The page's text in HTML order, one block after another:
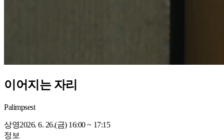
이어지는 자리
Palimpsest
상영2026. 6. 26.(금) 16:00 ~ 17:15
정보